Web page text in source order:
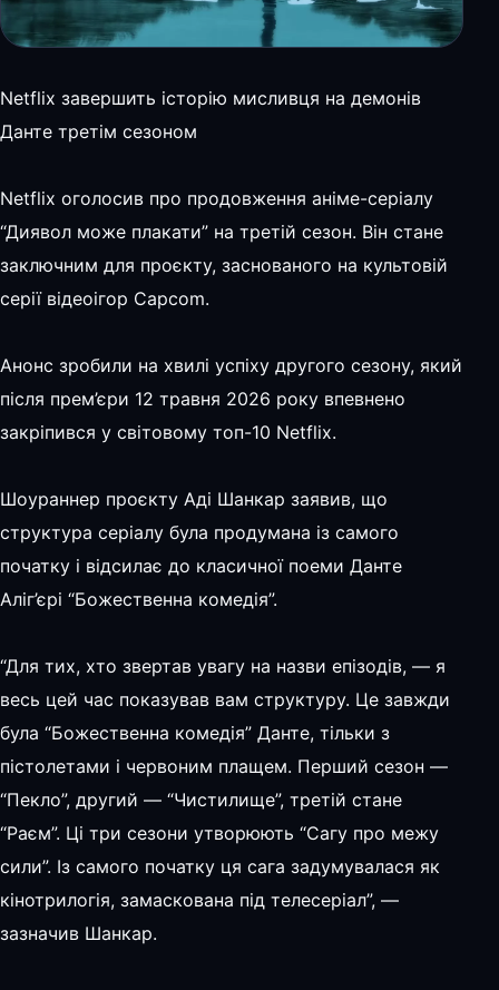
Netflix завершить історію мисливця на демонів
Данте третім сезоном
Netflix оголосив про продовження аніме-серіалу
“Диявол може плакати” на третій сезон. Він стане
заключним для проєкту, заснованого на культовій
серії відеоігор Capcom.
Анонс зробили на хвилі успіху другого сезону, який
після прем’єри 12 травня 2026 року впевнено
закріпився у світовому топ-10 Netflix.
Шоураннер проєкту Аді Шанкар заявив, що
структура серіалу була продумана із самого
початку і відсилає до класичної поеми Данте
Аліг’єрі “Божественна комедія”.
“Для тих, хто звертав увагу на назви епізодів, — я
весь цей час показував вам структуру. Це завжди
була “Божественна комедія” Данте, тільки з
пістолетами і червоним плащем. Перший сезон —
“Пекло”, другий — “Чистилище”, третій стане
“Раєм”. Ці три сезони утворюють “Сагу про межу
сили”. Із самого початку ця сага задумувалася як
кінотрилогія, замаскована під телесеріал”, —
зазначив Шанкар.